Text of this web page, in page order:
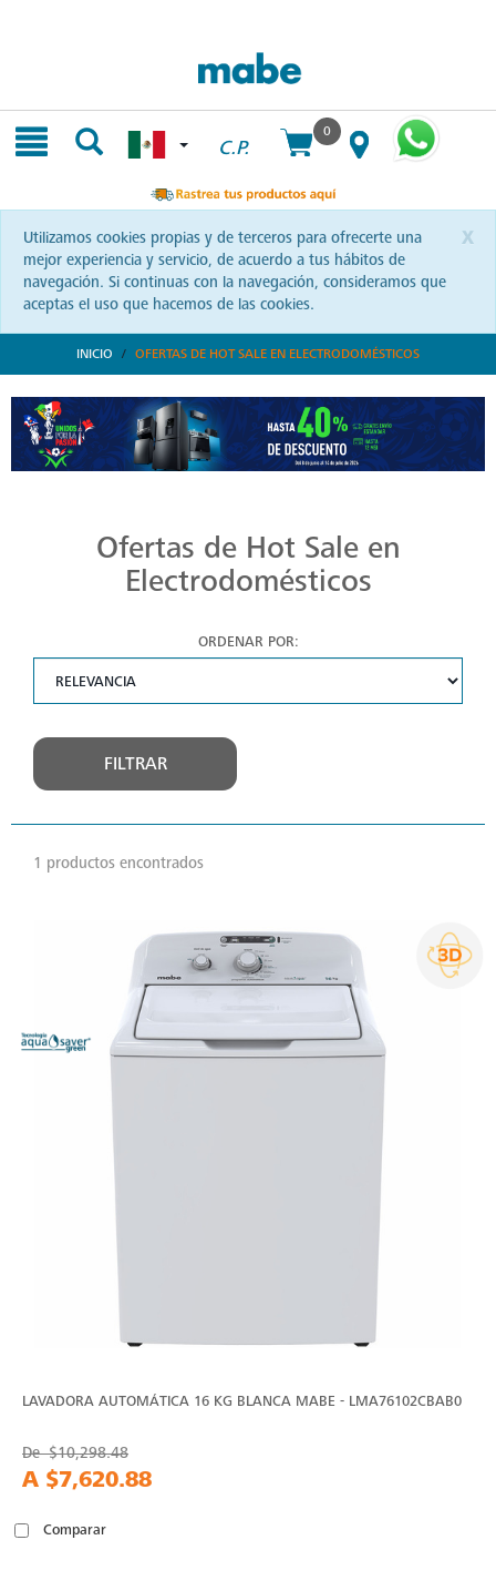
C.P.
0
x
Utilizamos cookies propias y de terceros para ofrecerte una
mejor experiencia y servicio, de acuerdo a tus hábitos de
navegación. Si continuas con la navegación, consideramos que
aceptas el uso que hacemos de las cookies.
INICIO OFERTAS DE HOT SALE EN ELECTRODOMÉSTICOS
Ofertas de Hot Sale en
Electrodomésticos
ORDENAR POR:
FILTRAR
1 productos encontrados
LAVADORA AUTOMÁTICA 16 KG BLANCA MABE - LMA76102CBAB0
De$10,298.48
A $7,620.88
Comparar